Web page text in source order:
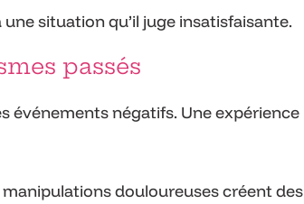
situation qu’il juge insatisfaisante.
passés
événements négatifs. Une expérience
douloureuses créent des